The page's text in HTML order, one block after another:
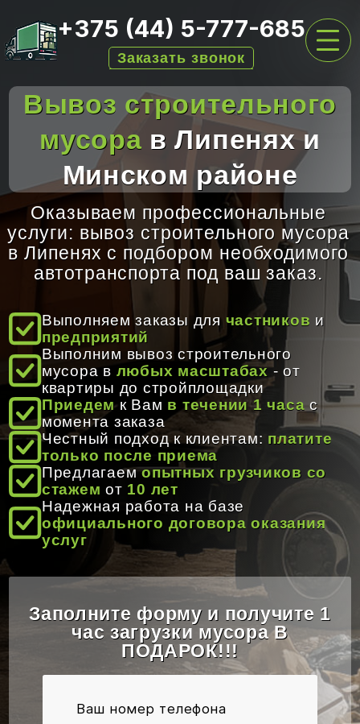
+375 (44) 5-777-685
Заказать звонок
ГЛАВНАЯ
УСЛУГИ ПО ВЫВОЗУ
ПЕРЕЕЗДЫ
АРЕНДА КОНТЕЙНЕРОВ
ЦЕНЫ
О НАС
КОНТАКТЫ
Время работы: 8:00 - 20:00
Email: info@gruzoperevozki-bel.by
Вывоз строительного
мусора в Липенях и
Минском районе
Оказываем профессиональные
услуги: вывоз строительного мусора
в Липенях с подбором необходимого
автотранспорта под ваш заказ.
Выполняем заказы для частников и
предприятий
Выполним вывоз строительного
мусора в любых масштабах- от
квартиры до стройплощадки
Приедемк Вам в течении 1 часа с
момента заказа
Честный подход к клиентам: платите
только после приема
Предлагаемопытных грузчиков со
стажем от 10 лет
Надежная работа на базе
официального договора оказания
услуг
Заполните форму и получите 1
час загрузки мусора В
ПОДАРОК!!!